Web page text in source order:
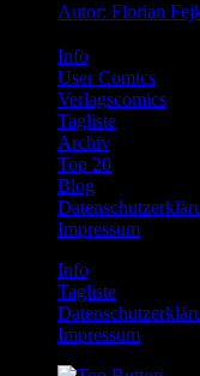
Autor: Florian
Info
User Comics
Verlagscomics
Tagliste
Archiv
Top 20
Blog
Impressum
Info
Tagliste
Impressum